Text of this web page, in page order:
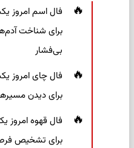
برای شناخت
بی‌فشار
برای دیدن
برای تشخیص